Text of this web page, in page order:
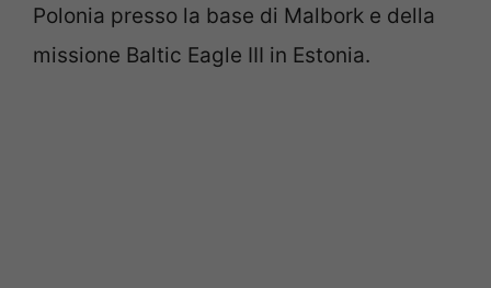
Polonia presso la base di Malbork e della
missione Baltic Eagle III in Estonia.